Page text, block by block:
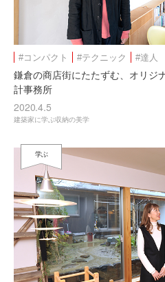
#コンパクト #テクニック #達人
鎌倉の商店街にたたずむ、オリジ
計事務所
2020.4.5
建築家に学ぶ収納の美学
学ぶ